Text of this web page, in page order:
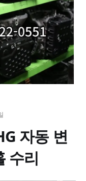
자동 변
수리